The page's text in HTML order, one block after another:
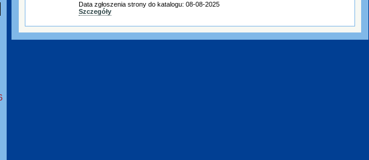
Data zgłoszenia strony do katalogu: 08-08-2025
Szczegóły